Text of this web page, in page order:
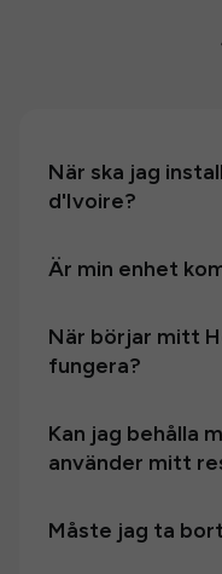
När ska jag
d'Ivoire?
Är min enhet
När börjar mitt
fungera?
Kan jag behålla
använder mitt
Måste jag ta